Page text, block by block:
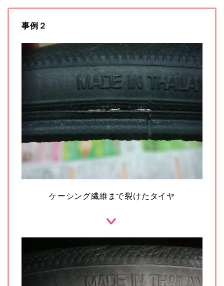
事例２
ケーシング繊維まで裂けたタイヤ